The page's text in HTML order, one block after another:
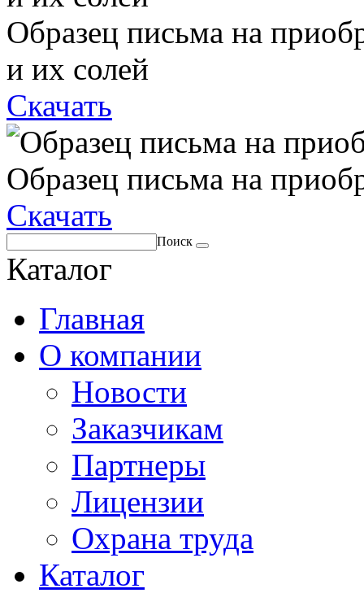
Образец письма на
и их солей
Скачать
Образец письма на
Скачать
Поиск
Каталог
Главная
О компании
Новости
Заказчикам
Партнеры
Лицензии
Охрана труда
Каталог